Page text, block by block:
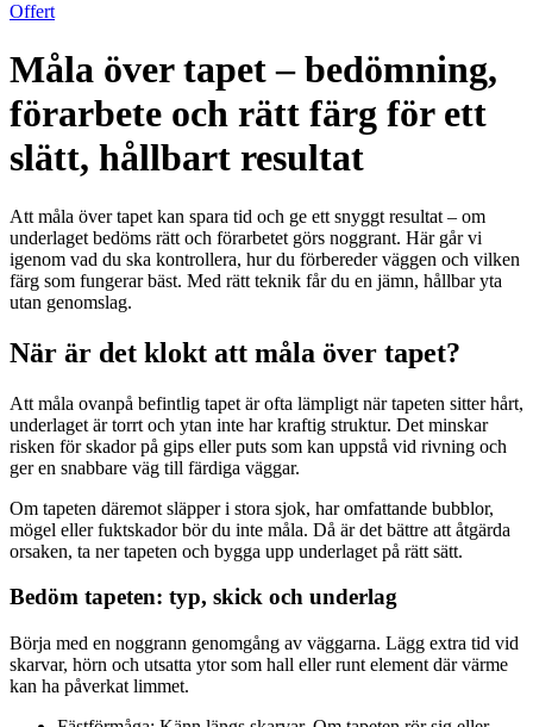
Offert
Måla över tapet – bedömning,
förarbete och rätt färg för ett
slätt, hållbart resultat
Att måla över tapet kan spara tid och ge ett snyggt resultat – om
underlaget bedöms rätt och förarbetet görs noggrant. Här går vi
igenom vad du ska kontrollera, hur du förbereder väggen och vilken
färg som fungerar bäst. Med rätt teknik får du en jämn, hållbar yta
utan genomslag.
När är det klokt att måla över tapet?
Att måla ovanpå befintlig tapet är ofta lämpligt när tapeten sitter hårt,
underlaget är torrt och ytan inte har kraftig struktur. Det minskar
risken för skador på gips eller puts som kan uppstå vid rivning och
ger en snabbare väg till färdiga väggar.
Om tapeten däremot släpper i stora sjok, har omfattande bubblor,
mögel eller fuktskador bör du inte måla. Då är det bättre att åtgärda
orsaken, ta ner tapeten och bygga upp underlaget på rätt sätt.
Bedöm tapeten: typ, skick och underlag
Börja med en noggrann genomgång av väggarna. Lägg extra tid vid
skarvar, hörn och utsatta ytor som hall eller runt element där värme
kan ha påverkat limmet.